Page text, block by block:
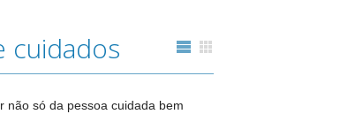
cuidados
não só da pessoa cuidada bem